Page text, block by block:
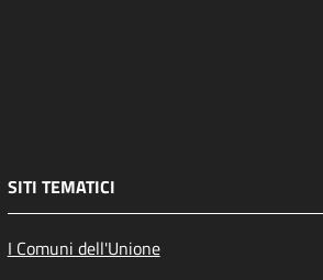
SITI TEMATICI
I Comuni dell'Unione